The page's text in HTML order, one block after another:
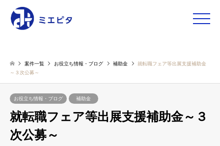
toggle
案件一覧 お役立ち情報・ブログ 補助金
就転職フェア等出展支援補助金
～３次公募～
お役立ち情報・ブログ 補助金
就転職フェア等出展支援補助金～３
次公募～